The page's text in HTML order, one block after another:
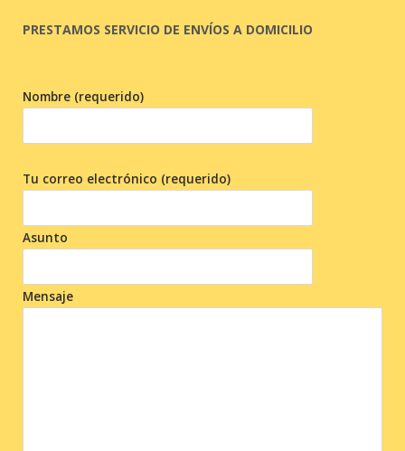
PRESTAMOS SERVICIO DE ENVÍOS A DOMICILIO
Nombre (requerido)
Tu correo electrónico (requerido)
Asunto
Mensaje